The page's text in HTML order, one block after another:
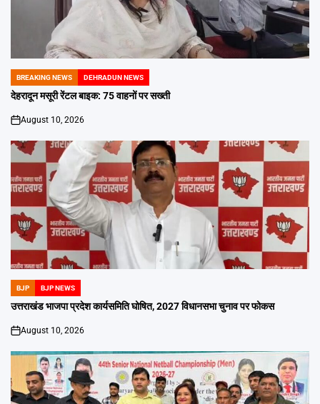
POSTED
IN
BREAKING NEWS DEHRADUN NEWS
देहरादून मसूरी रेंटल बाइक: 75 वाहनों पर सख्ती
on
August 10, 2026
POSTED
IN
BJP BJP NEWS
उत्तराखंड भाजपा प्रदेश कार्यसमिति घोषित, 2027 विधानसभा चुनाव पर फोकस
on
August 10, 2026